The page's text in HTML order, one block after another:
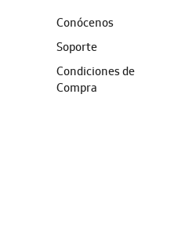
Conócenos
Soporte
Condiciones de
Compra